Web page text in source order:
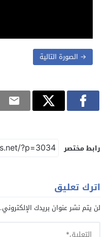
→ الصورة التالية
رابط مختصر
اترك تعليق
لن يتم نشر عنوان بريدك الإلكتروني.